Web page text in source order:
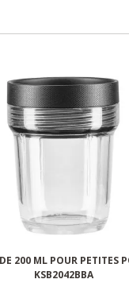
200 ML POUR PETITES
KSB2042BBA